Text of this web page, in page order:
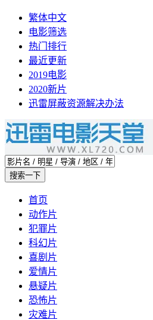
繁体中文
电影筛选
热门排行
最近更新
2019电影
2020新片
迅雷屏蔽资源解决办法
首页
动作片
犯罪片
科幻片
喜剧片
爱情片
悬疑片
恐怖片
灾难片